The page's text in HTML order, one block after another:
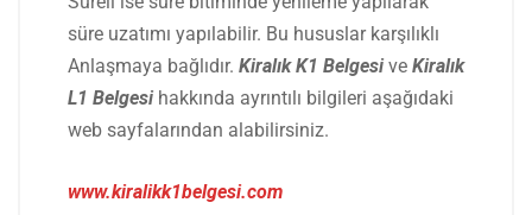
süre uzatımı yapılabilir. Bu hususlar karşılıklı
Anlaşmaya bağlıdır. Kiralık K1 Belgesi ve Kiralık
L1 Belgesi hakkında ayrıntılı bilgileri aşağıdaki
web sayfalarından alabilirsiniz.
www.kiralikk1belgesi.com